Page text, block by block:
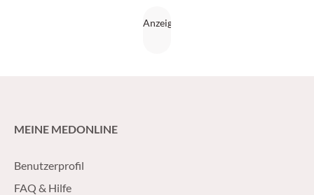
MEINE MEDONLINE
Benutzerprofil
FAQ & Hilfe